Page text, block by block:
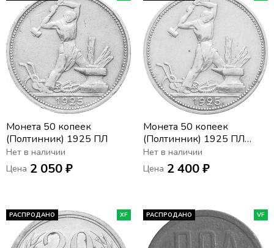
Монета 50 копеек
(Полтинник) 1925 ПЛ
Нет в наличии
Цена 2 050 ₽
Монета 50 копеек
(Полтинник) 1925 ПЛ
(широкий кант)
Нет в наличии
Цена 2 400 ₽
РАСПРОДАНО XF РАСПРОДАНО VF